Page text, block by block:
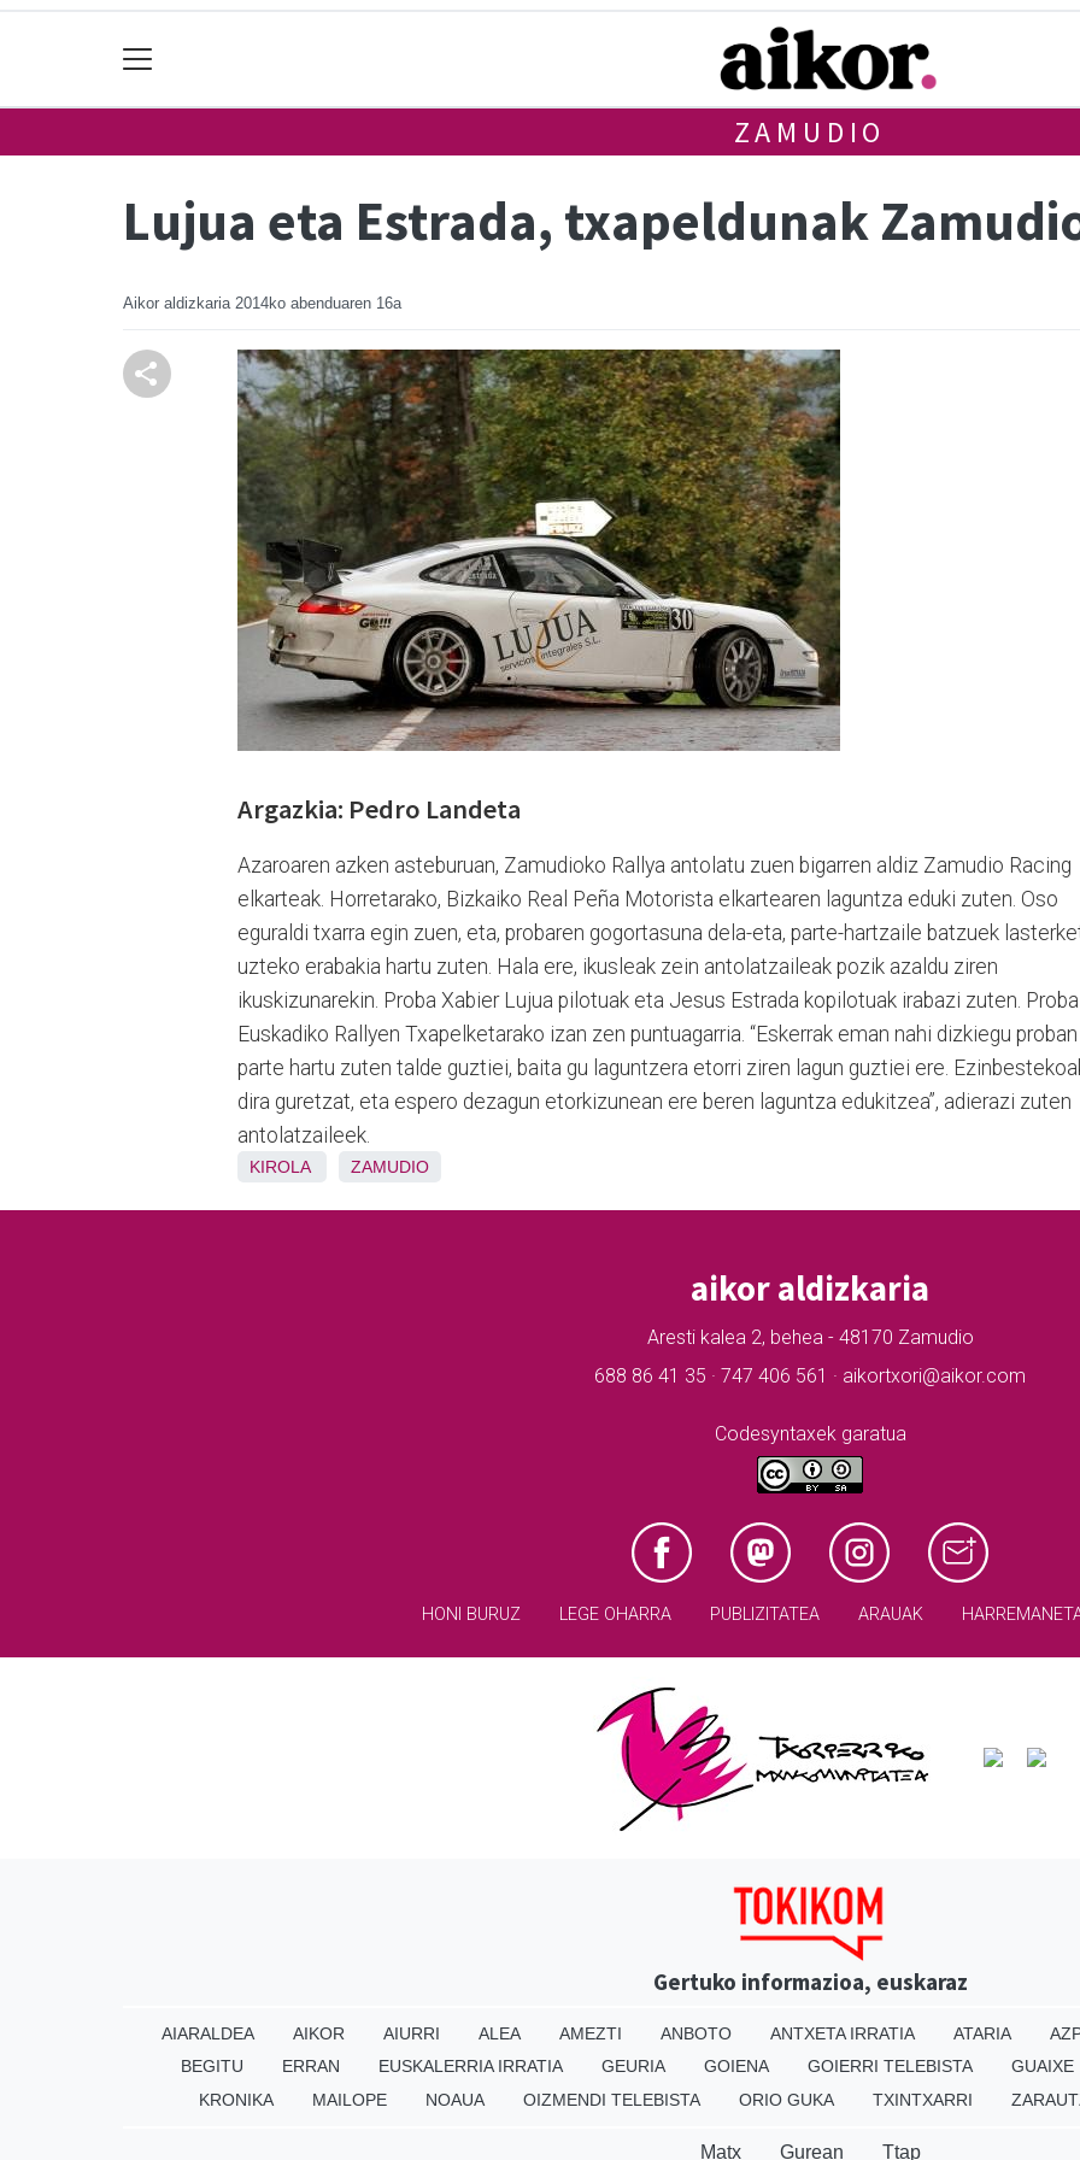
ZAMUDIO
Lujua eta Estrada, txapeldunak
Aikor aldizkaria 2014ko abenduaren 16a
Argazkia: Pedro Landeta
Azaroaren azken asteburuan, Zamudioko Rallya antolatu zuen bigarren aldiz Zamudio Racing
elkarteak. Horretarako, Bizkaiko Real Peña Motorista elkartearen laguntza eduki zuten. Oso
eguraldi txarra egin zuen, eta, probaren gogortasuna dela-eta, parte-hartzaile batzuek
uzteko erabakia hartu zuten. Hala ere, ikusleak zein antolatzaileak pozik azaldu ziren
ikuskizunarekin. Proba Xabier Lujua pilotuak eta Jesus Estrada kopilotuak irabazi zuten. Proba
Euskadiko Rallyen Txapelketarako izan zen puntuagarria. “Eskerrak eman nahi dizkiegu proban
parte hartu zuten talde guztiei, baita gu laguntzera etorri ziren lagun guztiei ere.
dira guretzat, eta espero dezagun etorkizunean ere beren laguntza edukitzea”, adierazi zuten
antolatzaileek.
KIROLA ZAMUDIO
aikor aldizkaria
Aresti kalea 2, behea - 48170 Zamudio
688 86 41 35 · 747 406 561 · aikortxori@aikor.com
Codesyntaxek garatua
HONI BURUZ LEGE OHARRA PUBLIZITATEA ARAUAK
Gertuko informazioa, euskaraz
AIARALDEA AIKOR AIURRI ALEA AMEZTI ANBOTO ANTXETA IRRATIA ATARIA
BEGITU
ERRAN EUSKALERRIA IRRATIA GEURIA GOIENA GOIERRI TELEBISTA
GUAIXE
KRONIKA
MAILOPE NOAUA OIZMENDI TELEBISTA ORIO GUKA TXINTXARRI
Matx Gurean Ttap